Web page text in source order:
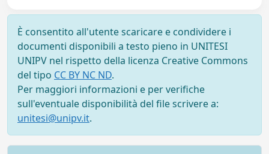
È consentito all'utente scaricare e condividere i
documenti disponibili a testo pieno in UNITESI
UNIPV nel rispetto della licenza Creative Commons
del tipo CC BY NC ND.
Per maggiori informazioni e per verifiche
sull'eventuale disponibilità del file scrivere a:
unitesi@unipv.it.